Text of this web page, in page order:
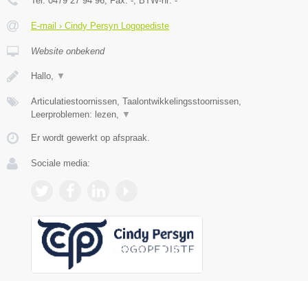
E-mail › Cindy Persyn Logopediste
Website onbekend
Hallo, ▼
Articulatiestoornissen, Taalontwikkelingsstoornissen,
Leerproblemen: lezen,
▼
Er wordt gewerkt op afspraak.
Sociale media: